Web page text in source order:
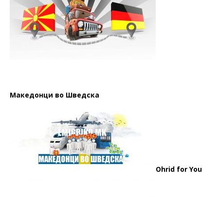
Македонци во Шведска
Ohrid for You